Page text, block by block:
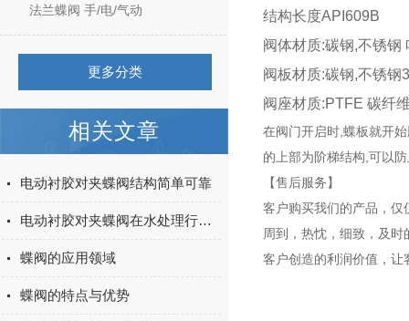
法兰蝶阀 手/电/气动
更多分类
相关文章
电动衬胶对夹蝶阀结构简单可靠
电动衬胶对夹蝶阀在水处理行业中的具体用途
蝶阀的应用领域
蝶阀的特点与优势​
结构长度API609B
阀体材质:碳钢,不锈钢
阀板材质:碳钢,不锈钢
阀座材质:PTFE 碳纤
在阀门开启时,蝶板就开
的上部为阶梯结构,可以
【售后服务】
客户购买我们的产品，
周到，热忱，细致，及
客户创造的利润价值，